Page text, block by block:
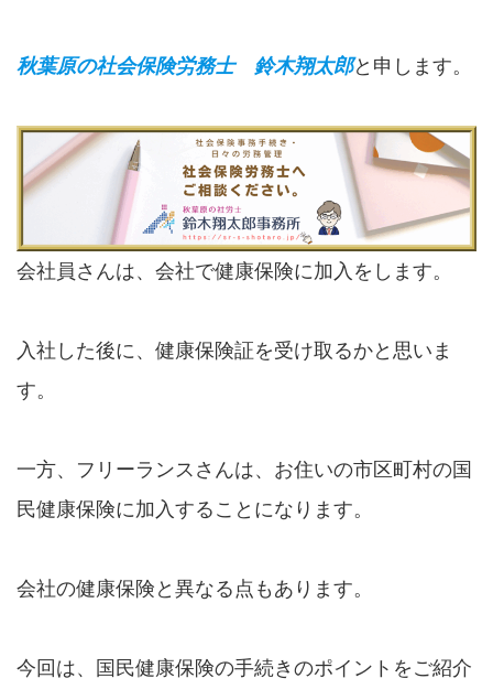
秋葉原の社会保険労務士 鈴木翔太郎と申します。
会社員さんは、会社で健康保険に加入をします。
入社した後に、健康保険証を受け取るかと思いま
す。
一方、フリーランスさんは、お住いの市区町村の国
民健康保険に加入することになります。
会社の健康保険と異なる点もあります。
今回は、国民健康保険の手続きのポイントをご紹介